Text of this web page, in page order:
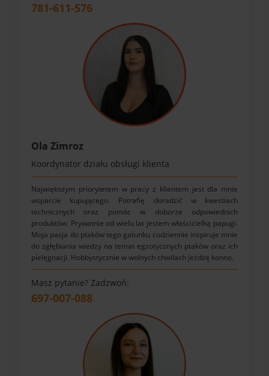
781-611-576
Ola Zimroz
Koordynator działu obsługi klienta
Największym priorytetem w pracy z klientem jest dla mnie
wsparcie kupującego. Potrafię doradzić w kwestiach
technicznych oraz pomóc w doborze odpowiednich
produktów. Prywatnie od wielu lat jestem właścicielką papugi.
Moja pasja do ptaków tego gatunku codziennie inspiruje mnie
do zgłębiania wiedzy na temat egzotycznych ptaków oraz ich
pielęgnacji. Hobbystycznie w wolnych chwilach jeżdżę konno.
Masz pytanie? Zadzwoń:
697-007-088